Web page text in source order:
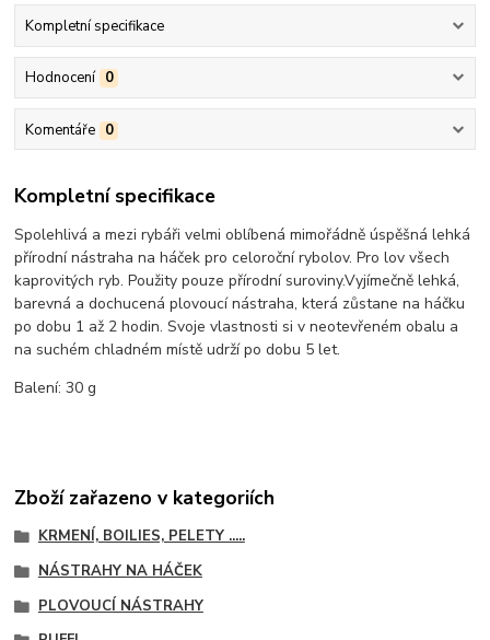
Kompletní specifikace
Hodnocení 0
Komentáře 0
Kompletní specifikace
Spolehlivá a mezi rybáři velmi oblíbená mimořádně úspěšná lehká
přírodní nástraha na háček pro celoroční rybolov. Pro lov všech
kaprovitých ryb. Použity pouze přírodní suroviny.Vyjímečně lehká,
barevná a dochucená plovoucí nástraha, která zůstane na háčku
po dobu 1 až 2 hodin. Svoje vlastnosti si v neotevřeném obalu a
na suchém chladném místě udrží po dobu 5 let.
Balení: 30 g
Zboží zařazeno v kategoriích
KRMENÍ, BOILIES, PELETY .....
NÁSTRAHY NA HÁČEK
PLOVOUCÍ NÁSTRAHY